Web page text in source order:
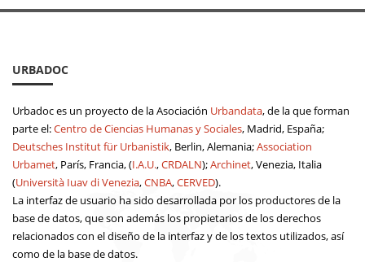
URBADOC
Urbadoc es un proyecto de la Asociación Urbandata, de la que forman
parte el:Centro de Ciencias Humanas y Sociales, Madrid, España;
Deutsches Institut für Urbanistik, Berlin, Alemania;Association
Urbamet, París, Francia, (I.A.U.,CRDALN);Archinet, Venezia, Italia
(Università Iuav di Venezia,CNBA,CERVED).
La interfaz de usuario ha sido desarrollada por los productores de la
base de datos, que son además los propietarios de los derechos
relacionados con el diseño de la interfaz y de los textos utilizados, así
como de la base de datos.